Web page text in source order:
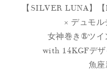
【SILVER LUNA】
× デュモ
女神巻き®︎ツイ
with 14KGFデ
魚